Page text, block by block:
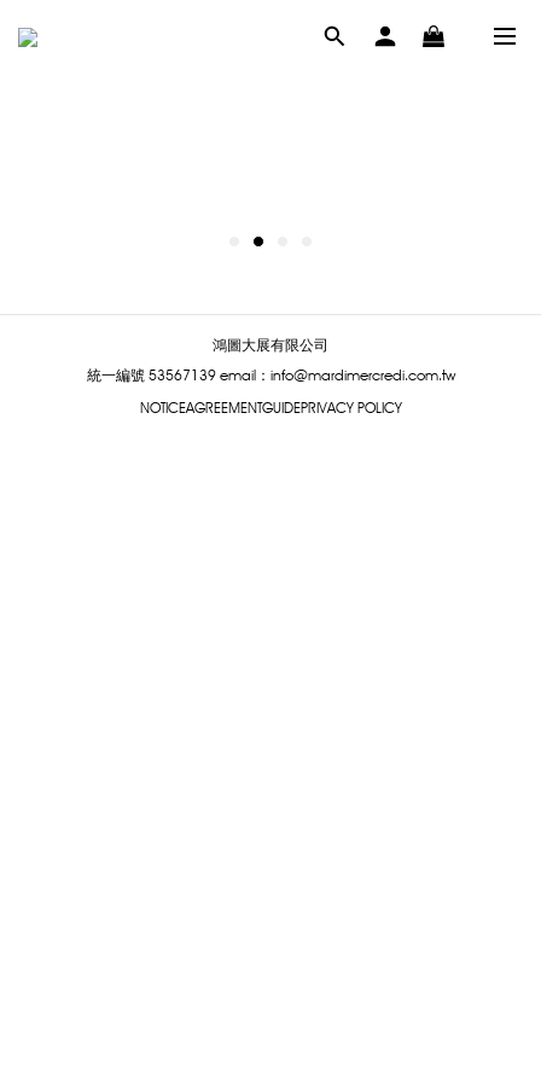
鴻圖大展有限公司
統一編號 53567139 email：info@mardimercredi.com.tw
NOTICEAGREEMENTGUIDEPRIVACY POLICY